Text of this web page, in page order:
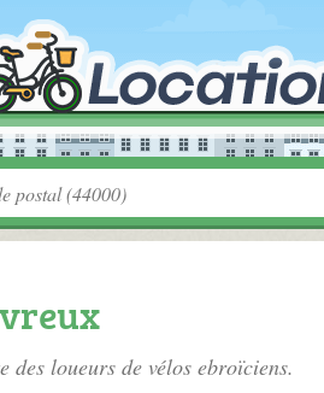
des loueurs de vélos ebroïciens.